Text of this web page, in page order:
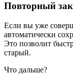
Повторный
Если вы уже
автоматически
Это позволит
старый.
Что дальше?